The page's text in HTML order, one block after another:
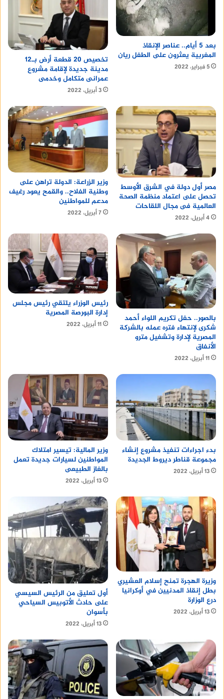
بعد 5 أيام.. عناصر الإنقاذ
المغربية يعثرون على الطفل ريان
5 فبراير، 2022
تخصيص 20 قطعة أرض بـ12
مدينة جديدة لإقامة مشروع
عمرانى متكامل وخدمى
3 أبريل، 2022
مصر أول دولة في الشرق الأوسط
تحصل على اعتماد منظمة الصحة
العالمية فى مجال اللقاحات
4 أبريل، 2022
وزير الزراعة: الدولة تراهن على
وطنية الفلاح.. والقمح يعود رغيف
مدعم للمواطنين
7 أبريل، 2022
بالصور.. حفل تكريم اللواء أحمد
شكرى لإنتهاء فتره عمله بالشركة
المصرية لإدارة وتشغيل مترو
الأنفاق
11 أبريل، 2022
رئيس الوزراء يلتقي رئيس مجلس
إدارة البورصة المصرية
11 أبريل، 2022
بدء اجراءات تنفيذ مشروع إنشاء
مجموعة قناطر ديروط الجديدة
13 أبريل، 2022
وزير المالية: تيسير امتلاك
المواطنين لسيارات جديدة تعمل
بالغاز الطبيعى
13 أبريل، 2022
وزيرة الهجرة تمنح إسلام العشيري
بطل إنقاذ المدنيين في أوكرانيا
درع الوزارة
13 أبريل، 2022
أول تعليق من الرئيس السيسي
على حادث الأتوبيس السياحي
بأسوان
13 أبريل، 2022